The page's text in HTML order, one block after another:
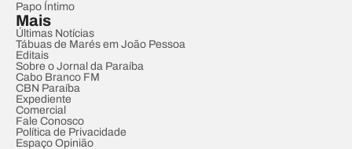
Papo Íntimo
Mais
Últimas Notícias
Tábuas de Marés em João Pessoa
Editais
Sobre o Jornal da Paraíba
Cabo Branco FM
CBN Paraíba
Expediente
Comercial
Fale Conosco
Política de Privacidade
Espaço Opinião